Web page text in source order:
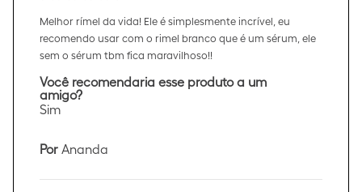
Melhor rímel da vida! Ele é simplesmente incrível, eu
recomendo usar com o rimel branco que é um sérum, ele
sem o sérum tbm fica maravilhoso!!
Você recomendaria esse produto a um
amigo?
Sim
Por Ananda